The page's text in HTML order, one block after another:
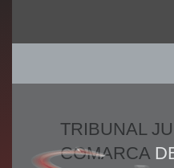
TRIBUNAL
COMARCA